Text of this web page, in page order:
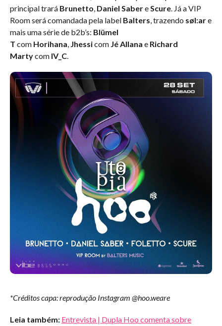
principal trará Brunetto, Daniel SabereScure. Já a VIP
Room será comandada pela label Balters, trazendo søl:are
mais uma série de b2b’s: Blümel
T com Horihana, Jhessicom Jé Allana e Richard
Martycom IV_C.
*Créditos capa: reprodução Instagram @hoo.weare
Leia também: Entrevista | Dupla Hoo comenta sobre